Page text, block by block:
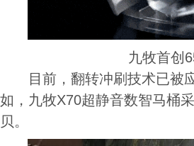
九牧首创
目前，翻转冲刷技术已被应
如，九牧X70超静音数智马桶
贝。